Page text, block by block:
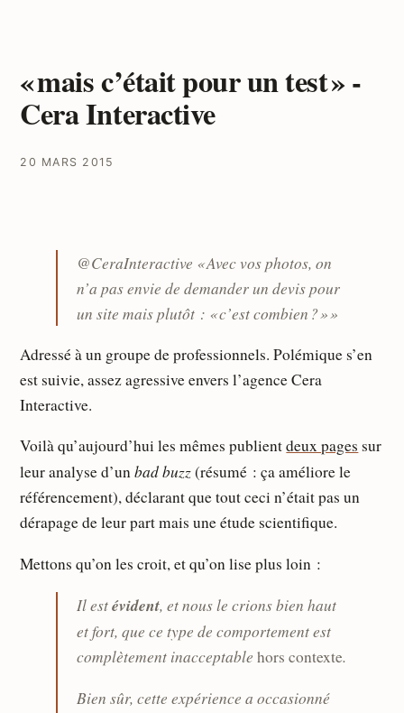
« mais c’était pour un test » -
Cera Interactive
20 MARS 2015
@CeraInteractive « Avec vos photos, on
n’a pas envie de demander un devis pour
un site mais plutôt : « c’est combien ? » »
Adressé à un groupe de professionnels. Polémique s’en
est suivie, assez agressive envers l’agence Cera
Interactive.
Voilà qu’aujourd’hui les mêmes publientdeux pages sur
leur analyse d’unbad buzz(résumé : ça améliore le
référencement), déclarant que tout ceci n’était pas un
dérapage de leur part mais une étude scientifique.
Mettons qu’on les croit, et qu’on lise plus loin :
Il estévident, et nous le crions bien haut
et fort, que ce type de comportement est
complètement inacceptablehors contexte.
Bien sûr, cette expérience a occasionné